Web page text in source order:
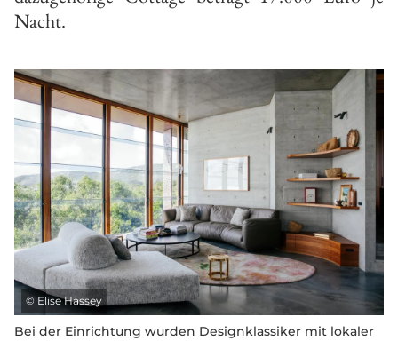
Nacht.
© Elise Hassey
Bei der Einrichtung wurden Designklassiker mit lokaler